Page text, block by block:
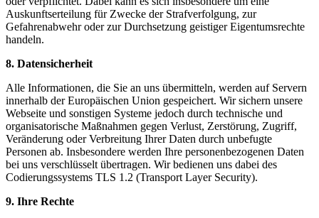
Auskunftserteilung für Zwecke der Strafverfolgung, zur
Gefahrenabwehr oder zur Durchsetzung geistiger Eigentumsrechte
handeln.
8. Datensicherheit
Alle Informationen, die Sie an uns übermitteln, werden auf Servern
innerhalb der Europäischen Union gespeichert. Wir sichern unsere
Webseite und sonstigen Systeme jedoch durch technische und
organisatorische Maßnahmen gegen Verlust, Zerstörung, Zugriff,
Veränderung oder Verbreitung Ihrer Daten durch unbefugte
Personen ab. Insbesondere werden Ihre personenbezogenen Daten
bei uns verschlüsselt übertragen. Wir bedienen uns dabei des
Codierungssystems TLS 1.2 (Transport Layer Security).
9. Ihre Rechte